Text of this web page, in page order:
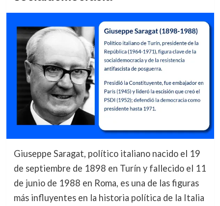
Giuseppe Saragat, político italiano nacido el 19
de septiembre de 1898 en Turín y fallecido el 11
de junio de 1988 en Roma, es una de las figuras
más influyentes en la historia política de la Italia